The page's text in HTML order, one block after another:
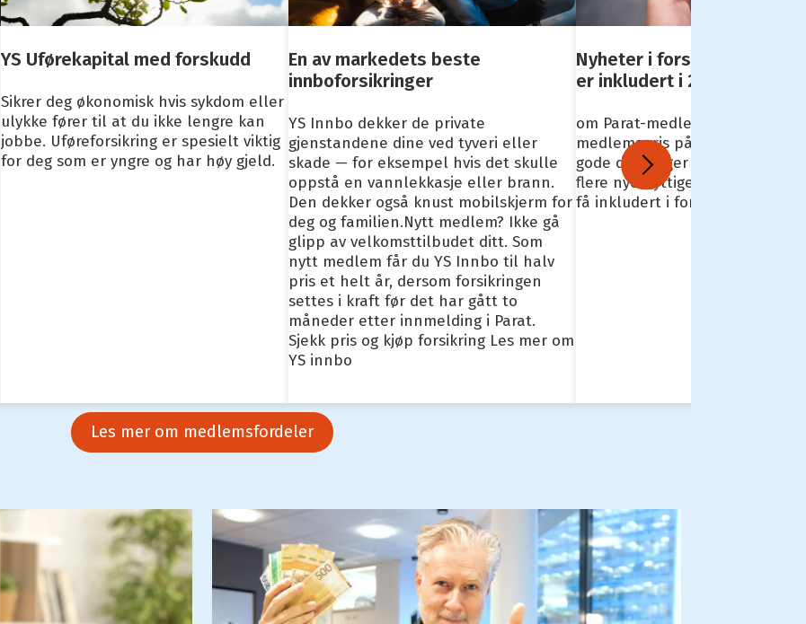
YS Uførekapital med forskudd
Sikrer deg økonomisk hvis sykdom eller
ulykke fører til at du ikke lengre kan
jobbe. Uføreforsikring er spesielt viktig
for deg som er yngre og har høy gjeld.
En av markedets beste
innboforsikringer
YS Innbo dekker de private
gjenstandene dine ved tyveri eller
skade — for eksempel hvis det skulle
oppstå en vannlekkasje eller brann.
Den dekker også knust mobilskjerm for
deg og familien.Nytt medlem? Ikke gå
glipp av velkomsttilbudet ditt. Som
nytt medlem får du YS Innbo til halv
pris et helt år, dersom forsikringen
settes i kraft før det har gått to
måneder etter innmelding i Parat.
Sjekk pris og kjøp forsikring Les mer om
YS innbo
Nyheter i forsikringene-
er inkludert i 2024
om Parat-medlem får du alltid
medlemspris på forsikringer
gode dekninger i Gjensidige.
flere nye nyttige tjenester som
få inkludert i forsikringene.
Les mer om medlemsfordeler